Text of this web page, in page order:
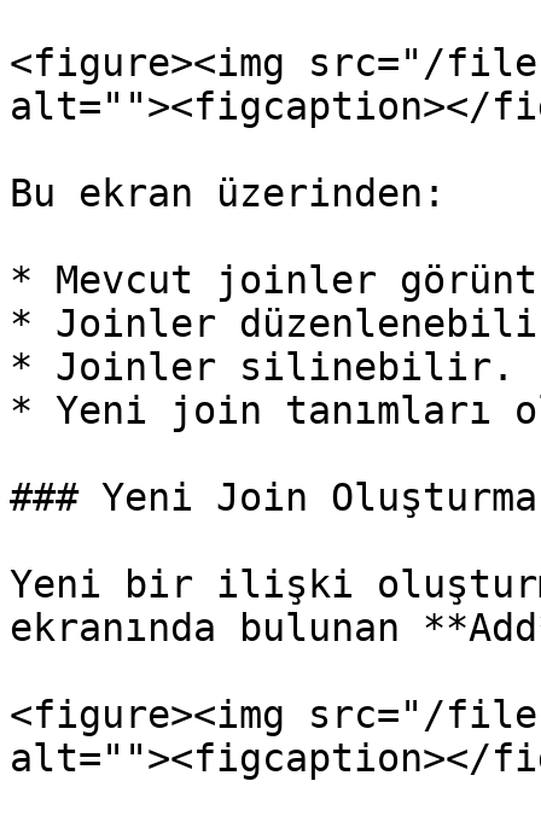
<figure><img src="/files/
alt=""><figcaption></
Bu ekran üzerinden:
* Mevcut joinler
* Joinler
* Joinler silinebilir.
* Yeni join tanımları
### Yeni Join Oluşturma
Yeni bir ilişki
ekranında bulunan
<figure><img src="/files/
alt=""><figcaption></